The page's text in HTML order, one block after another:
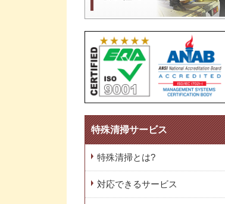
特殊清掃サービス
特殊清掃とは?
対応できるサービス